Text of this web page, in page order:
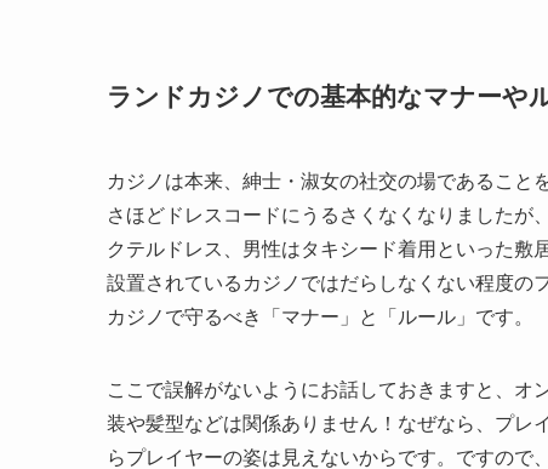
ランドカジノでの基本的なマナーや
カジノは本来、紳士・淑女の社交の場であること
さほどドレスコードにうるさくなくなりましたが
クテルドレス、男性はタキシード着用といった敷
設置されているカジノではだらしなくない程度の
カジノで守るべき「マナー」と「ルール」です。
ここで誤解がないようにお話しておきますと、オ
装や髪型などは関係ありません！なぜなら、プレ
らプレイヤーの姿は見えないからです。ですので